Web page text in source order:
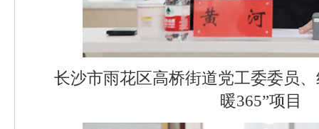
长沙市雨花区高桥街道党工委委员
暖365”项目